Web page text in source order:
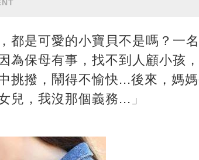
都是可愛的小寶貝不是嗎？一
為保母有事，找不到人顧小孩
挑撥，鬧得不愉快...後來，媽
兒，我沒那個義務...」